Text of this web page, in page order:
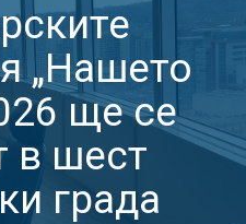
„Нашето
ще се
в шест
града